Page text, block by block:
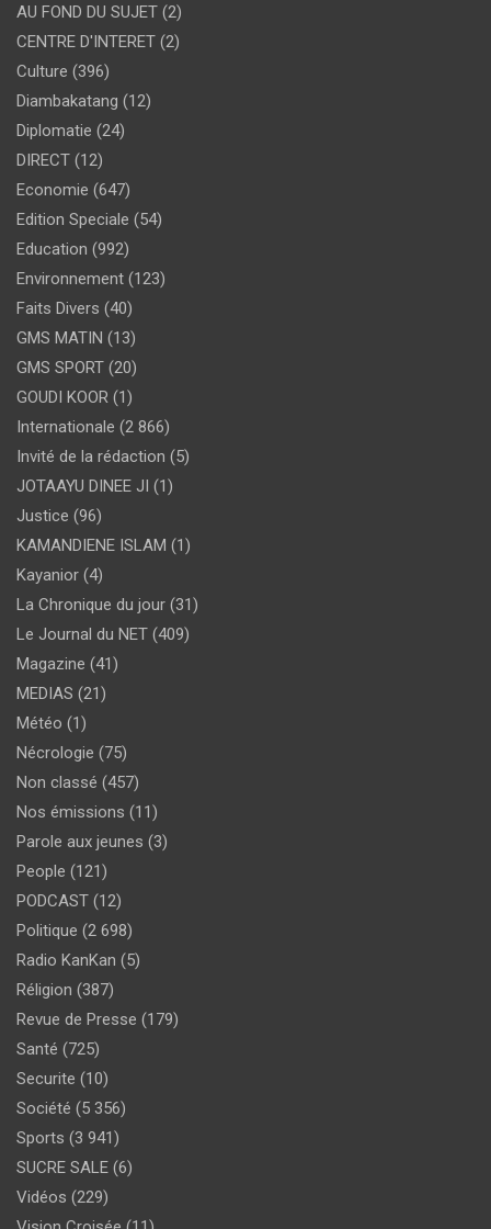
AU FOND DU SUJET (2)
CENTRE D'INTERET (2)
Culture (396)
Diambakatang (12)
Diplomatie (24)
DIRECT (12)
Economie (647)
Edition Speciale (54)
Education (992)
Environnement (123)
Faits Divers (40)
GMS MATIN (13)
GMS SPORT (20)
GOUDI KOOR (1)
Internationale (2 866)
Invité de la rédaction (5)
JOTAAYU DINEE JI (1)
Justice (96)
KAMANDIENE ISLAM (1)
Kayanior (4)
La Chronique du jour (31)
Le Journal du NET (409)
Magazine (41)
MEDIAS (21)
Météo (1)
Nécrologie (75)
Non classé (457)
Nos émissions (11)
Parole aux jeunes (3)
People (121)
PODCAST (12)
Politique (2 698)
Radio KanKan (5)
Réligion (387)
Revue de Presse (179)
Santé (725)
Securite (10)
Société (5 356)
Sports (3 941)
SUCRE SALE (6)
Vidéos (229)